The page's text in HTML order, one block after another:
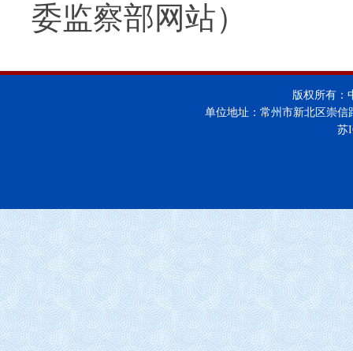
委监察部网站）
版权所有：
单位地址：常州市新北区崇
苏